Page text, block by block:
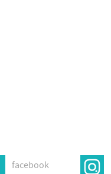
facebook